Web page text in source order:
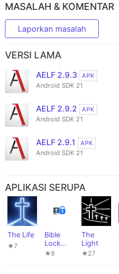
MASALAH & KOMENTAR
Laporkan masalah
VERSI LAMA
AELF 2.9.3
APK
Android SDK 21
AELF 2.9.2
APK
Android SDK 21
AELF 2.9.1
APK
Android SDK 21
APLIKASI SERUPA
The Life
★7
Bible
Lock
Screen
★8
The
Light
★27